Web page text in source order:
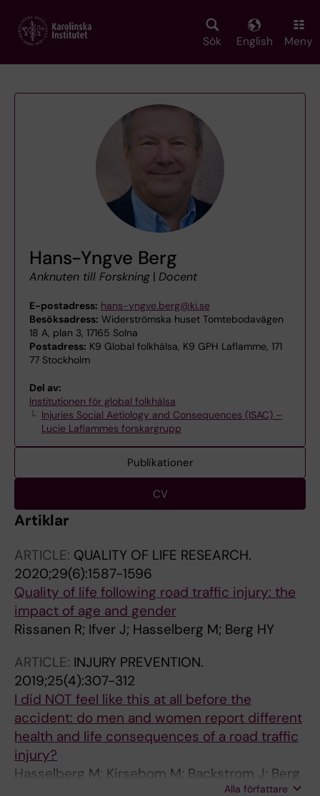
main
Sök English Meny
Hans-Yngve Berg
Anknuten till Forskning | Docent
E-postadress: hans-yngve.berg@ki.se
Besöksadress: Widerströmska huset Tomtebodavägen
18 A, plan 3, 17165 Solna
Postadress: K9 Global folkhälsa, K9 GPH Laflamme, 171
77 Stockholm
Del av:
Institutionen för global folkhälsa
Injuries Social Aetiology and Consequences (ISAC) –
Lucie Laflammes forskargrupp
Publikationer
CV
Artiklar
ARTICLE: QUALITY OF LIFE RESEARCH.
2020;29(6):1587-1596
Quality of life following road traffic injury: the
impact of age and gender
Rissanen R; Ifver J; Hasselberg M; Berg HY
ARTICLE: INJURY PREVENTION.
2019;25(4):307-312
I did NOT feel like this at all before the
accident: do men and women report different
health and life consequences of a road traffic
injury?
Hasselberg M; Kirsebom M; Backstrom J; Berg
Alla författare